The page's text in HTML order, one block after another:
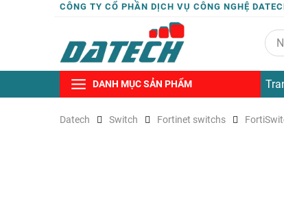
CÔNG TY CỔ PHẦN DỊCH VỤ CÔNG NGHỆ
DANH MỤC SẢN PHẨM
Datech Switch Fortinet switchs